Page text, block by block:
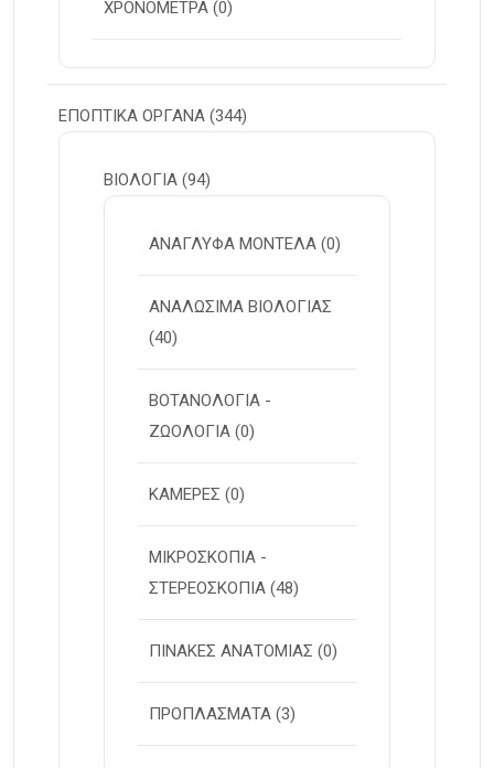
ΧΡΟΝΟΜΕΤΡΑ (0)
ΕΠΟΠΤΙΚΑ ΟΡΓΑΝΑ (344)
ΒΙΟΛΟΓΙΑ (94)
ΑΝΑΓΛΥΦΑ ΜΟΝΤΕΛΑ (0)
ΑΝΑΛΩΣΙΜΑ ΒΙΟΛΟΓΙΑΣ
(40)
ΒΟΤΑΝΟΛΟΓΙΑ -
ΖΩΟΛΟΓΙΑ (0)
ΚΑΜΕΡΕΣ (0)
ΜΙΚΡΟΣΚΟΠΙΑ -
ΣΤΕΡΕOΣΚΟΠΙΑ (48)
ΠΙΝΑΚΕΣ ΑΝΑΤΟΜΙΑΣ (0)
ΠΡΟΠΛΑΣΜΑΤΑ (3)